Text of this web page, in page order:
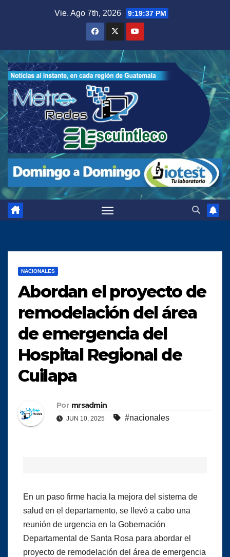
Vie. Ago 7th, 2026 9:19:38 PM
NACIONALES
Abordan el proyecto de
remodelación del área
de emergencia del
Hospital Regional de
Cuilapa
Por mrsadmin
JUN 10, 2025 #nacionales
En un paso firme hacia la mejora del sistema de
salud en el departamento, se llevó a cabo una
reunión de urgencia en la Gobernación
Departamental de Santa Rosa para abordar el
proyecto de remodelación del área de emergencia